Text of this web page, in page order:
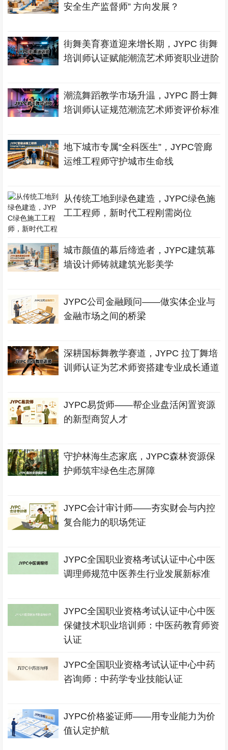
安全生产监督师” 方向发展？
街舞美育赛道迎来增长期，JYPC 街舞
培训师认证赋能潮流艺术师资职业进阶
潮流舞蹈教学市场升温，JYPC 爵士舞
培训师认证规范潮流艺术师资评价标准
地下城市专属“全科医生”，JYPC管廊
运维工程师守护城市生命线
从传统工地到绿色建造，JYPC绿色施
工工程师，新时代工程刚需岗位
城市颜值的幕后缔造者，JYPC建筑幕
墙设计师铸就建筑光影美学
JYPC公司金融顾问——做实体企业与
金融市场之间的桥梁
深耕国标舞教学赛道，JYPC 拉丁舞培
训师认证为艺术师资搭建专业成长通道
JYPC易货师——帮企业盘活闲置资源
的新型商贸人才
守护林海生态家底，JYPC森林资源保
护师筑牢绿色生态屏障
JYPC会计审计师——夯实财会与内控
复合能力的职场凭证
JYPC全国职业资格考试认证中心中医
调理师规范中医养生行业发展新标准
JYPC全国职业资格考试认证中心中医
保健技术职业培训师：中医药教育师资
认证
JYPC全国职业资格考试认证中心中药
咨询师：中药学专业技能认证
JYPC价格鉴证师——用专业能力为价
值认定护航